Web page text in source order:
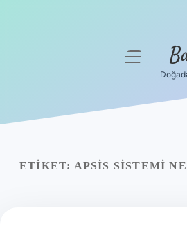
Yasal Uyarı
menüyü
ETIKET: APSIS SISTEMI